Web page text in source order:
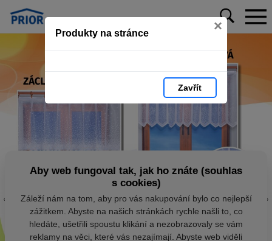
Produkty na stránce ×
Zavřít
Aby web fungoval tak, jak ho znáte (souhlas
s cookies)
Záleží nám na tom, aby pro vás nakupování bylo co nejlepší
zážitkem. Abyste na našich stránkách rychle našli to, co
hledáte, ušetřili spoustu klikání a nezobrazovaly se vám
reklamy na věci, které vás nezajímají. Abyste web viděli